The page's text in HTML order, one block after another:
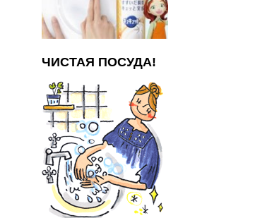
ЧИСТАЯ ПОСУДА!